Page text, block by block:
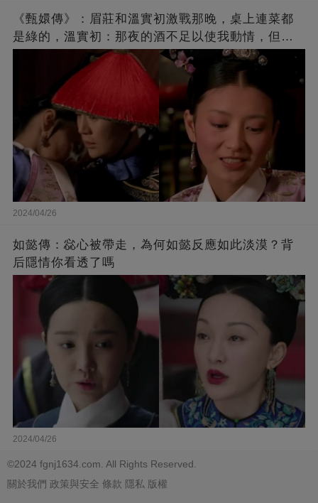
《甄嬛傳》：眉莊和溫實初激戰那晚，桌上連菜都
是綠的，溫實初：那夜的酒不足以使我動情，但菜
2024/04/26
如懿傳：惢心被帶走，為何如懿反應如此淡漠？背
后隱情你看透了嗎
2024/04/26
©2024 fgnj1634.com. All Rights Reserved.
關於我們 政策與安全 條款 隱私 版權